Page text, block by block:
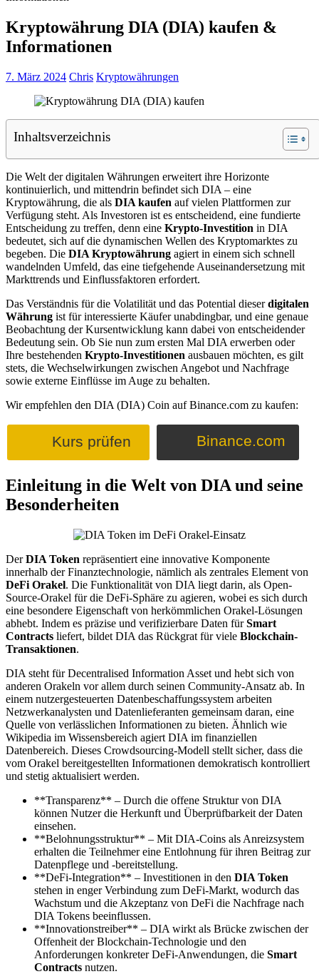
Kryptowährung DIA (DIA) kaufen &
Informationen
7. März 2024 Chris Kryptowährungen
Inhaltsverzeichnis
Die Welt der digitalen Währungen erweitert ihre Horizonte
kontinuierlich, und mittendrin befindet sich DIA – eine
Kryptowährung, die als DIA kaufen auf vielen Plattformen zur
Verfügung steht. Als Investoren ist es entscheidend, eine fundierte
Entscheidung zu treffen, denn eine Krypto-Investition in DIA
bedeutet, sich auf die dynamischen Wellen des Kryptomarktes zu
begeben. Die DIA Kryptowährung agiert in einem sich schnell
wandelnden Umfeld, das eine tiefgehende Auseinandersetzung mit
Markttrends und Einflussfaktoren erfordert.
Das Verständnis für die Volatilität und das Potential dieserdigitalen
Währung ist für interessierte Käufer unabdingbar, und eine genaue
Beobachtung der Kursentwicklung kann dabei von entscheidender
Bedeutung sein. Ob Sie nun zum ersten Mal DIA erwerben oder
Ihre bestehenden Krypto-Investitionen ausbauen möchten, es gilt
stets, die Wechselwirkungen zwischen Angebot und Nachfrage
sowie externe Einflüsse im Auge zu behalten.
Wir empfehlen den DIA (DIA) Coin auf Binance.com zu kaufen:
Binance.com
Kurs prüfen
Einleitung in die Welt von DIA und seine
Besonderheiten
DerDIA Token repräsentiert eine innovative Komponente
innerhalb der Finanztechnologie, nämlich als zentrales Element von
DeFi Orakel. Die Funktionalität von DIA liegt darin, als Open-
Source-Orakel für die DeFi-Sphäre zu agieren, wobei es sich durch
eine besondere Eigenschaft von herkömmlichen Orakel-Lösungen
abhebt. Indem es präzise und verifizierbare Daten fürSmart
Contracts liefert, bildet DIA das Rückgrat für viele Blockchain-
Transaktionen.
DIA steht für Decentralised Information Asset und hebt sich von
anderen Orakeln vor allem durch seinen Community-Ansatz ab. In
einem nutzergesteuerten Datenbeschaffungssystem arbeiten
Netzwerkanalysten und Datenlieferanten gemeinsam daran, eine
Quelle von verlässlichen Informationen zu bieten. Ähnlich wie
Wikipedia im Wissensbereich agiert DIA im finanziellen
Datenbereich. Dieses Crowdsourcing-Modell stellt sicher, dass die
vom Orakel bereitgestellten Informationen demokratisch kontrolliert
und stetig aktualisiert werden.
**Transparenz** – Durch die offene Struktur von DIA
können Nutzer die Herkunft und Überprüfbarkeit der Daten
einsehen.
**Belohnungsstruktur** – Mit DIA-Coins als Anreizsystem
erhalten die Teilnehmer eine Entlohnung für ihren Beitrag zur
Datenpflege und -bereitstellung.
**DeFi-Integration** – Investitionen in den DIA Token
stehen in enger Verbindung zum DeFi-Markt, wodurch das
Wachstum und die Akzeptanz von DeFi die Nachfrage nach
DIA Tokens beeinflussen.
**Innovationstreiber** – DIA wirkt als Brücke zwischen der
Offenheit der Blockchain-Technologie und den
Anforderungen konkreter DeFi-Anwendungen, die Smart
Contracts nutzen.